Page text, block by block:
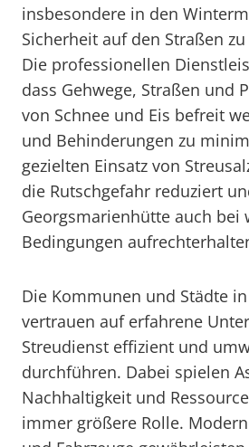
insbesondere in den
Sicherheit auf den Straßen
Die professionellen
dass Gehwege, Straßen und
von Schnee und Eis befreit
und Behinderungen zu
gezielten Einsatz von
die Rutschgefahr reduziert
Georgsmarienhütte auch bei
Bedingungen
Die Kommunen und Städte
vertrauen auf erfahrene
Streudienst effizient und
durchführen. Dabei spielen
Nachhaltigkeit und
immer größere Rolle.